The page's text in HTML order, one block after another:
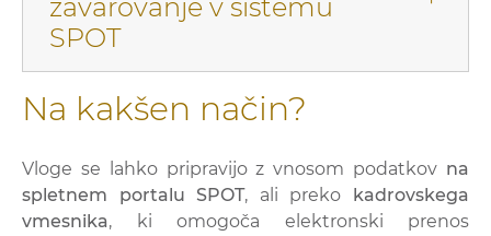
zavarovanje v sistemu
SPOT
Na kakšen način?
Vloge se lahko pripravijo z vnosom podatkov na
spletnem portalu SPOT, ali preko kadrovskega
vmesnika, ki omogoča elektronski prenos